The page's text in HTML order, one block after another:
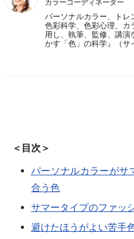
カラーコーディネーター
パーソナルカラー、トレ
色彩科学、色彩心理、カ
用し、執筆、監修、講
かす「色」の科学』（サ
＜目次＞
パーソナルカラーがサ
合う色
サマータイプのファッ
避けたほうがよい苦手